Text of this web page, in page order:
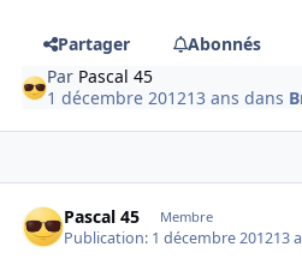
Partager
Abonnés
Par Pascal 45
1 décembre 201213 ans dans
Pascal 45 Membre
Publication: 1 décembre 201213